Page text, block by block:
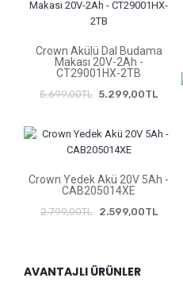
Crown Akülü Dal Budama
Makası 20V-2Ah -
CT29001HX-2TB
5.699,00TL 5.299,00TL
Crown Yedek Akü 20V 5Ah -
CAB205014XE
2.799,00TL 2.599,00TL
AVANTAJLI ÜRÜNLER